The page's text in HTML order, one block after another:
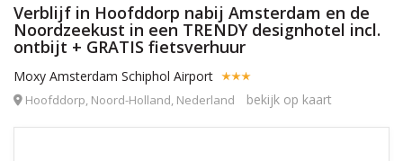
Verblijf in Hoofddorp nabij Amsterdam en de
Noordzeekust in een TRENDY designhotel incl.
ontbijt + GRATIS fietsverhuur
Moxy Amsterdam Schiphol Airport
Hoofddorp, Noord-Holland, Nederland bekijk op kaart